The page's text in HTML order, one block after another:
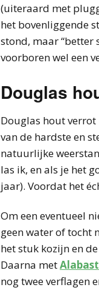
(uiteraard met
het bovenliggende
stond, maar “better
voorboren wel een
Douglas
Douglas hout
van de hardste en
natuurlijke
las ik, en als je het
jaar). Voordat het
Om een eventueel
geen water of tocht
het stuk kozijn en
Daarna met
nog twee verflagen